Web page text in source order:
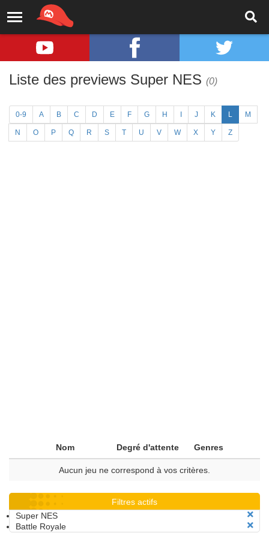
Liste des previews Super NES (0)
0-9 A B C D E F G H J K L M
N O P Q R S T U V W X Y Z
Nom Degré d'attente Genres
Aucun jeu ne correspond à vos critères.
Filtres actifs
Super NES
Battle Royale